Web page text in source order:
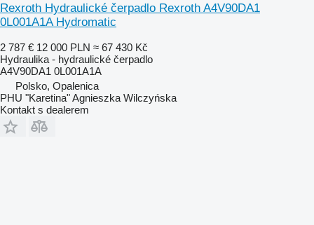
Rexroth Hydraulické čerpadlo Rexroth A4V90DA1
0L001A1A Hydromatic
2 787 € 12 000 PLN ≈ 67 430 Kč
Hydraulika - hydraulické čerpadlo
A4V90DA1 0L001A1A
Polsko, Opalenica
PHU "Karetina" Agnieszka Wilczyńska
Kontakt s dealerem